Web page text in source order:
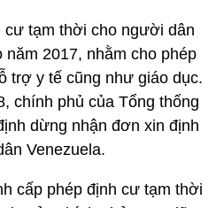
cư tạm thời cho người dân
năm 2017, nhằm cho phép
trợ y tế cũng như giáo dục.
chính phủ của Tổng thống
dừng nhận đơn xin định
Venezuela.
cấp phép định cư tạm thời